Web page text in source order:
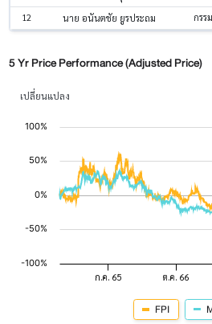
12
นาย อนันตชัย ยูรประถม กรร
5 Yr Price Performance (Adjusted Price)
เปลี่ยนแปลง
FPI